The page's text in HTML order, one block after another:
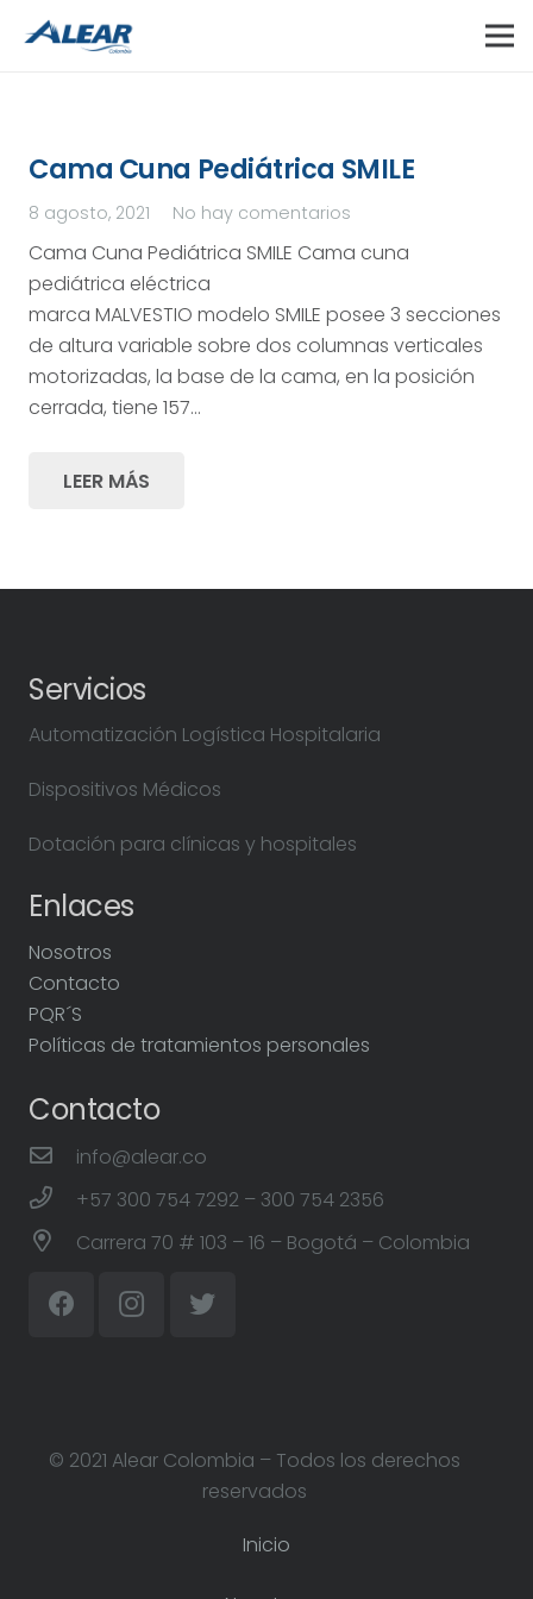
Cama Cuna Pediátrica SMILE
8 agosto, 2021 No hay comentarios
Cama Cuna Pediátrica SMILE Cama cuna
pediátrica eléctrica
marca MALVESTIO modelo SMILE posee 3 secciones
de altura variable sobre dos columnas verticales
motorizadas, la base de la cama, en la posición
cerrada, tiene 157…
LEER MÁS
Servicios
Automatización Logística Hospitalaria
Dispositivos Médicos
Dotación para clínicas y hospitales
Enlaces
Nosotros
Contacto
PQR´S
Políticas de tratamientos personales
Contacto
info@alear.co
+57 300 754 7292 – 300 754 2356
Carrera 70 # 103 – 16 – Bogotá – Colombia
© 2021 Alear Colombia – Todos los derechos
reservados
Inicio